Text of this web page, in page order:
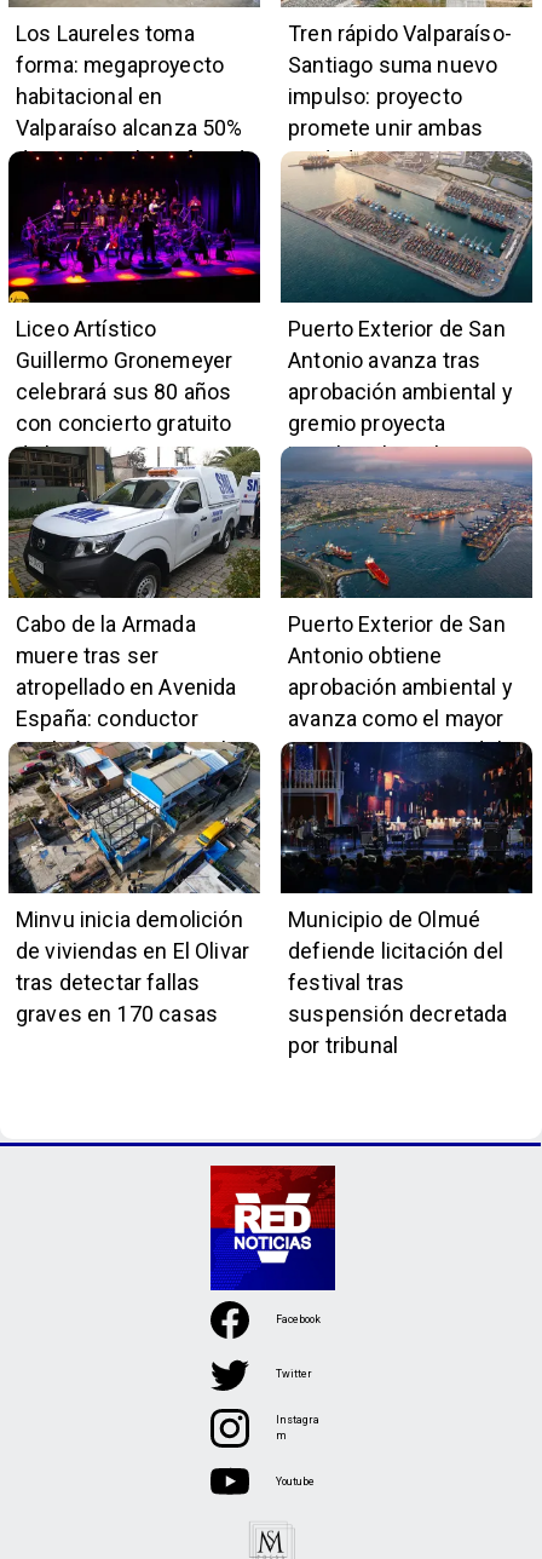
Los Laureles toma
forma: megaproyecto
habitacional en
Valparaíso alcanza 50%
de avance y beneficiará
a 396 familias
Tren rápido Valparaíso-
Santiago suma nuevo
impulso: proyecto
promete unir ambas
ciudades en 45 minutos
Liceo Artístico
Guillermo Gronemeyer
celebrará sus 80 años
con concierto gratuito
de la Orquesta Marga
Marga
Puerto Exterior de San
Antonio avanza tras
aprobación ambiental y
gremio proyecta
impulso al empleo y
comercio local
Cabo de la Armada
muere tras ser
atropellado en Avenida
España: conductor
también pertenece a la
institución naval
Puerto Exterior de San
Antonio obtiene
aprobación ambiental y
avanza como el mayor
proyecto portuario del
país
Minvu inicia demolición
de viviendas en El Olivar
tras detectar fallas
graves en 170 casas
Municipio de Olmué
defiende licitación del
festival tras
suspensión decretada
por tribunal
Facebook
Twitter
Instagra
m
Youtube